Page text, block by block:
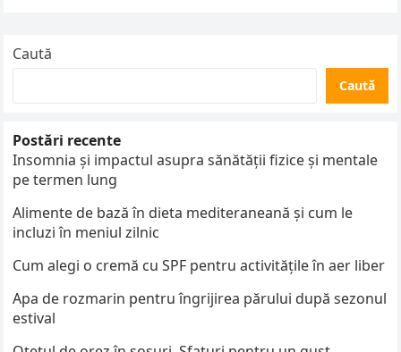
Caută
Caută
Postări recente
Insomnia și impactul asupra sănătății fizice și mentale
pe termen lung
Alimente de bază în dieta mediteraneană și cum le
incluzi în meniul zilnic
Cum alegi o cremă cu SPF pentru activitățile în aer liber
Apa de rozmarin pentru îngrijirea părului după sezonul
estival